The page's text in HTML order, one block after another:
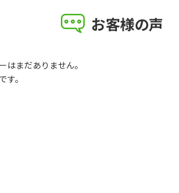
お客様の声
はまだありません。
す。